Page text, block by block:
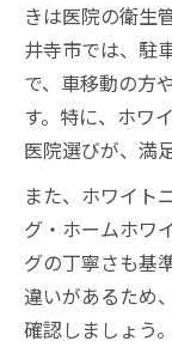
きは医院の衛生
井寺市では、駐
で、車移動の方
す。特に、ホワ
医院選びが、満
また、ホワイト
グ・ホームホワ
グの丁寧さも基
違いがあるため
確認しましょう